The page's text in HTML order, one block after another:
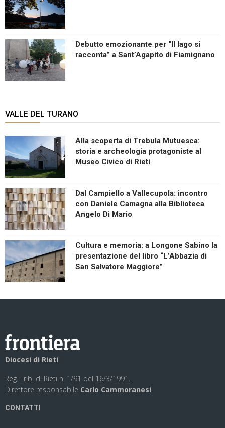
Debutto emozionante per “Il lago si
racconta” a Sant’Agapito di Fiamignano
VALLE DEL TURANO
Alla scoperta di Trebula Mutuesca:
storia e archeologia protagoniste al
Museo Civico di Rieti
Dal Campiello a Vallecupola: incontro
con Daniele Camagna alla Biblioteca
Angelo Di Mario
Cultura e memoria: a Longone Sabino la
presentazione del libro “L’Abbazia di
San Salvatore Maggiore”
Diocesi di Rieti
Reg. Trib. di Rieti n. 1/91 del 16/3/1991.
Direttore responsabile Carlo Cammoranesi
CONTATTI